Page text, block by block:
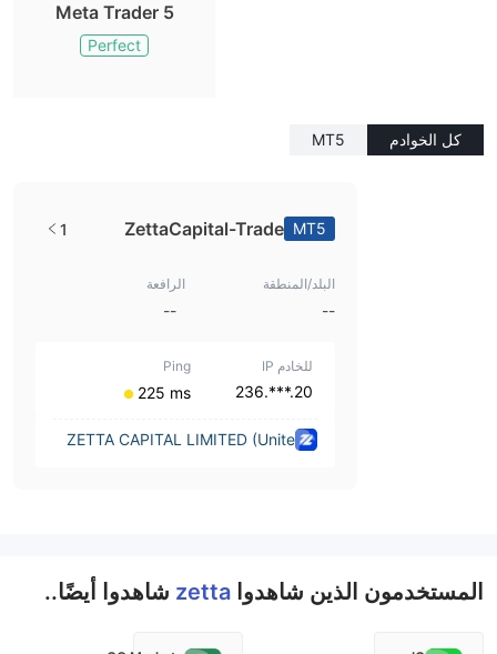
Meta Trader 5
Perfect
كل الخوادم MT5
MT5
ZettaCapital-Trade
1
البلد/المنطقة
--
الرافعة
--
للخادم IP
20.***.236
Ping
⁦225 ms⁩
ZETTA CAPITAL LIMITED (Unite
المستخدمون الذين شاهدوا zetta شاهدوا أيضًا..